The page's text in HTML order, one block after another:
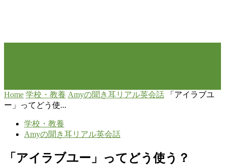
Home 学校・教養 Amyの聞き耳リアル英会話
「アイラブユ
ー」ってどう使...
学校・教養
Amyの聞き耳リアル英会話
「アイラブユー」ってどう使う？